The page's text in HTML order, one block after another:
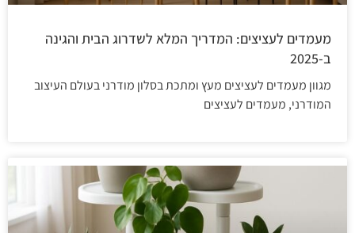
מעמדים לעציצים: המדריך המלא לשדרוג הבית והגינה
ב-2025
מגוון מעמדים לעציצים מעץ ומתכת בסלון מודרני בעולם העיצוב
המודרני, מעמדים לעציצים